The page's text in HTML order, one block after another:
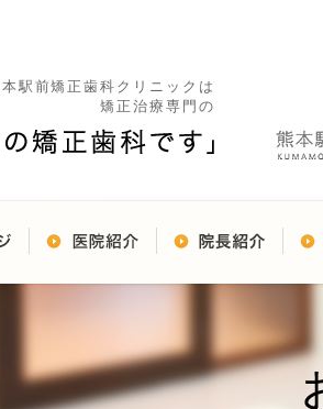
本駅前矯正歯科クリニックは
矯正治療専門の